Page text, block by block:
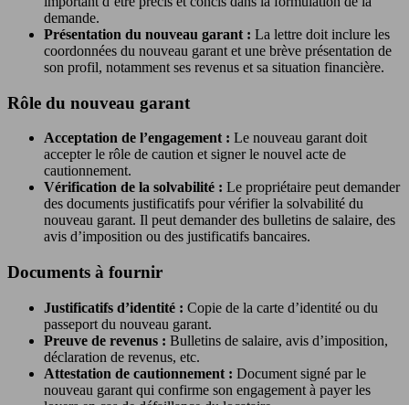
demande.
Présentation du nouveau garant : La lettre doit inclure les
coordonnées du nouveau garant et une brève présentation de
son profil, notamment ses revenus et sa situation financière.
Rôle du nouveau garant
Acceptation de l’engagement : Le nouveau garant doit
accepter le rôle de caution et signer le nouvel acte de
cautionnement.
Vérification de la solvabilité : Le propriétaire peut demander
des documents justificatifs pour vérifier la solvabilité du
nouveau garant. Il peut demander des bulletins de salaire, des
avis d’imposition ou des justificatifs bancaires.
Documents à fournir
Justificatifs d’identité : Copie de la carte d’identité ou du
passeport du nouveau garant.
Preuve de revenus : Bulletins de salaire, avis d’imposition,
déclaration de revenus, etc.
Attestation de cautionnement : Document signé par le
nouveau garant qui confirme son engagement à payer les